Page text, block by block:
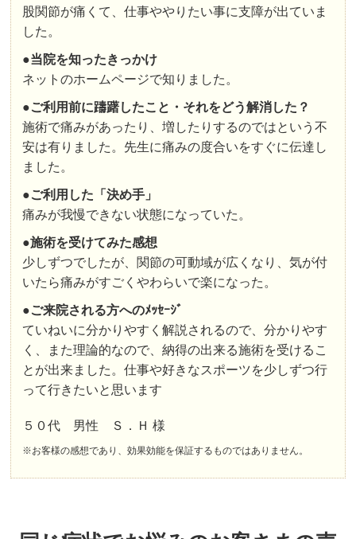
股関節が痛くて、仕事ややりたい事に支障が出ていま
した。
●当院を知ったきっかけ
ネットのホームページで知りました。
●ご利用前に躊躇したこと・それをどう解消した？
施術で痛みがあったり、増したりするのではという不
安は有りました。先生に痛みの度合いをすぐに伝達し
ました。
●ご利用した「決め手」
痛みが我慢できない状態になっていた。
●施術を受けてみた感想
少しずつでしたが、関節の可動域が広くなり、気が付
いたら痛みがすごくやわらいで楽になった。
●ご来院される方へのﾒｯｾｰｼﾞ
ていねいに分かりやすく解説されるので、分かりやす
く、また理論的なので、納得の出来る施術を受けるこ
とが出来ました。仕事や好きなスポーツを少しずつ行
って行きたいと思います
５０代 男性 Ｓ．Ｈ 様
※お客様の感想であり、効果効能を保証するものではありません。